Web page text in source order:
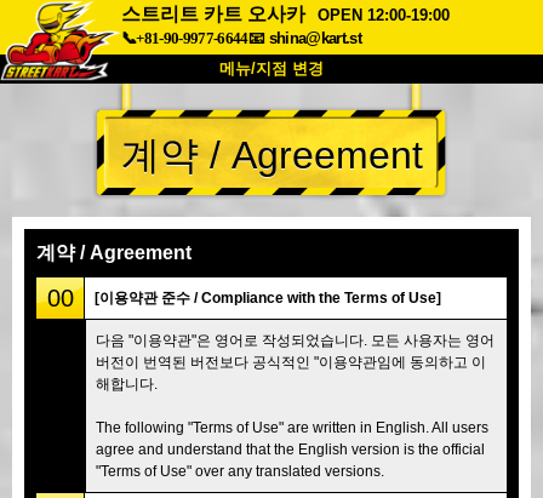
스트리트 카트 오사카
OPEN 12:00-19:00
📞+81-90-9977-6644📧 shina@kart.st
메뉴/지점 변경
최상단
소개 사양 가격
회사 정보
도쿄 시나가와 #1 도쿄 아키하바라#1
도쿄 아키하바라#2 도쿄 시부야
도쿄 아사쿠사 오사카
계약 / Agreement
계약 / Agreement
00 [이용약관 준수 / Compliance with the Terms of Use]
다음 "이용약관"은 영어로 작성되었습니다. 모든 사용자는 영어
버전이 번역된 버전보다 공식적인 "이용약관임에 동의하고 이
해합니다.
The following "Terms of Use" are written in English. All users
agree and understand that the English version is the official
"Terms of Use" over any translated versions.